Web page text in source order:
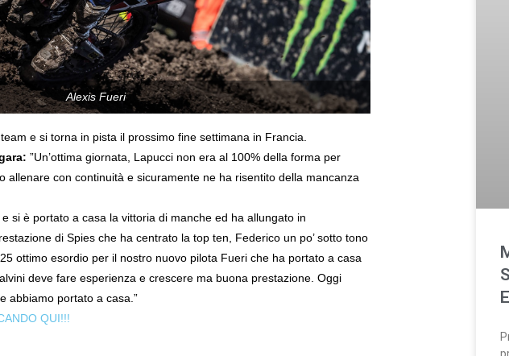
Alexis Fueri
e si torna in pista il prossimo fine settimana in Francia.
”Un’ottima giornata, Lapucci non era al 100% della forma per
allenare con continuità e sicuramente ne ha risentito della mancanza
si è portato a casa la vittoria di manche ed ha allungato in
di Spies che ha centrato la top ten, Federico un po’ sotto tono
ottimo esordio per il nostro nuovo pilota Fueri che ha portato a casa
deve fare esperienza e crescere ma buona prestazione. Oggi
abbiamo portato a casa.”
QUI!!!